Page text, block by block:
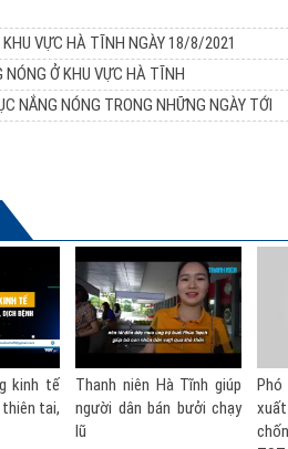
KHU VỰC HÀ TĨNH NGÀY 18/8/2021
NÓNG Ở KHU VỰC HÀ TĨNH
NẮNG NÓNG TRONG NHỮNG NGÀY TỚI
Tĩnh giúp
bưởi chạy
Phó Thủ tướng nói về đề
xuất thành lập Bộ Phòng
chống thiên tai | VTV
lũ